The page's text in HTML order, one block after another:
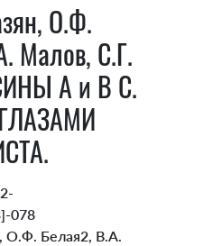
О.Ф.
Малов, С.Г.
А и В C.
ГЛАЗАМИ
078
О.Ф. Белая2, В.А.